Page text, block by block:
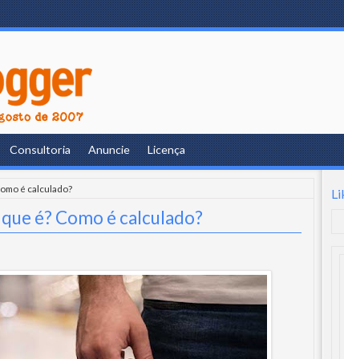
Consultoria Anuncie Licença
é calculado?
é? Como é calculado?